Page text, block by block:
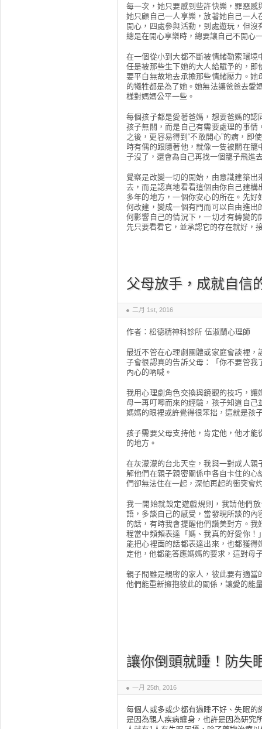
每一次，她只要感到些許快樂，罪惡
她只顧自己一人享樂，放著她自己一
開心，四處參與活動，到處遊玩，但
總是在開心享樂時，總要讓自己不開心
在一個從小到大都不斷被情緒勒索環
任是被那些生下她的大人給賦予的，
要平白無故地去承擔那些情緒壓力。
的犧牲都是為了她。她無法讓爸爸去愛
樣對媽媽公平一些。
每個孩子都是愛著爸媽，想要爸媽的
孩子無關，而是自己有需要處理的事
之後，更容易得到“不敢開心”的病，即
時有偶的跟隨著他，就像一隻被關在
子沒了，還會為自己再找一個籠子飛進
覺察是改變一切的開始，由意識建築
去，而是認真地看看這個由你自己建
多年的地方，一個你安心的所在。先
何改建，變成一個有門而可以自由進
何影響自己的情況下，一切才有轉變
先只要看看它，並承認它的存在就好，
父母放手，成就自信
二月 1st, 2016
作者：松德精神科診所 伍淑蘭心理師
最近不管在心理劇團體或家庭會談裡
子會很認真的告訴父母：「你不要管
內心的吶喊。
我用心理劇角色交換與鏡觀的技巧，
母一再叮嚀而來的經驗，孩子知道自
媽媽的眼裡或許覺得很笨拙，這就是孩
孩子需要父母支持他，肯定他，他才
的地方。
在灰濛濛的台北天空，我與一對成人
解他們在親子親密關係中各自卡住的
們卻無法住在一起，深怕再起的衝突會
我一開始就設定遊戲規則，我請他們
語，多談自己的感受，當發現所談的
的話，有時我會提醒他們讚美對方。
程當中頻頻表達「媽、我真的好愛你
能把心裡面的話都表達出來，也都獲
定他，他都能答應媽媽的要求，這對母
親子間雖是親密的家人，彼此要有適
他們能重新擁抱彼此的關係，讓愛的能
讓你倒頭就睡！防失
一月 25th, 2016
每個人或多或少都有過睡不好、失眠
是因為親人疾病纏身，也許是因為研究